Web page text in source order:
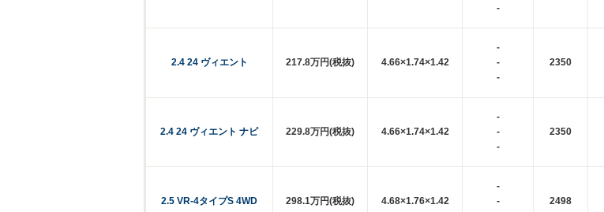
-
2.4 24 ヴィエント 217.8万円(税抜) 4.66×1.74×1.42
-
-
-
2350
2.4 24 ヴィエント ナビ 229.8万円(税抜) 4.66×1.74×1.42
-
-
-
2350
2.5 VR-4タイプS 4WD 298.1万円(税抜) 4.68×1.76×1.42
-
-
2498